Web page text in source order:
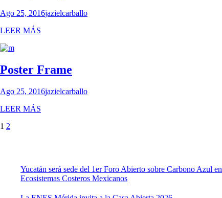
Ago 25, 2016jazielcarballo
LEER MÁS
Poster Frame
Ago 25, 2016jazielcarballo
LEER MÁS
Paginación
1 2
Yucatán será sede del 1er Foro Abierto sobre Carbono Azul en
Ecosistemas Costeros Mexicanos